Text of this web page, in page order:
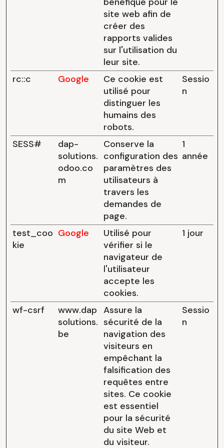
site web afin de
créer des
rapports valides
sur l'utilisation du
leur site.
rc::c
Google
Ce cookie est
utilisé pour
distinguer les
humains des
robots.
Sessio
n
SESS#
dap-
solutions.
odoo.co
m
Conserve la
configuration des
paramètres des
utilisateurs à
travers les
demandes de
page.
1
année
test_coo
kie
Google
Utilisé pour
vérifier si le
navigateur de
l'utilisateur
accepte les
cookies.
1 jour
wf-csrf
www.dap
solutions.
be
Assure la
sécurité de la
navigation des
visiteurs en
empêchant la
falsification des
requêtes entre
sites. Ce cookie
est essentiel
pour la sécurité
du site Web et
du visiteur.
Sessio
n